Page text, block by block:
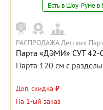
Есть в Шоу-Руме
РАСПРОДАЖА Детских
Парта «ДЭМИ» СУТ 42-
Парта 120 см с
Доп. скидка ₽
На 1-ый заказ